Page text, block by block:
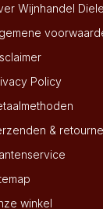
Wijnhandel
Policy
&
winkel